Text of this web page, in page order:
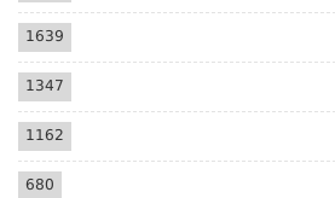
1639
1347
1162
680